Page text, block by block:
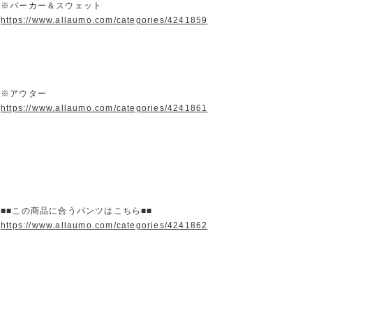
※パーカー＆スウェット
https://www.allaumo.com/categories/4241859
※アウター
https://www.allaumo.com/categories/4241861
■■この商品に合うパンツはこちら■■
https://www.allaumo.com/categories/4241862